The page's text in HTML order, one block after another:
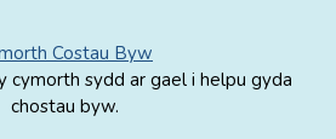
Costau Byw
cymorth sydd ar gael i helpu gyda
chostau byw.